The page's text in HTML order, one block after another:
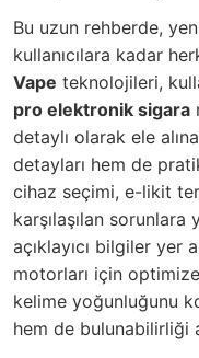
Bu uzun rehberde,
kullanıcılara kadar
Vape teknolojileri,
pro elektronik sigara
detaylı olarak ele
detayları hem de
cihaz seçimi, e-likit
karşılaşılan
açıklayıcı bilgiler yer
motorları için
kelime yoğunluğunu
hem de bulunabilirliği